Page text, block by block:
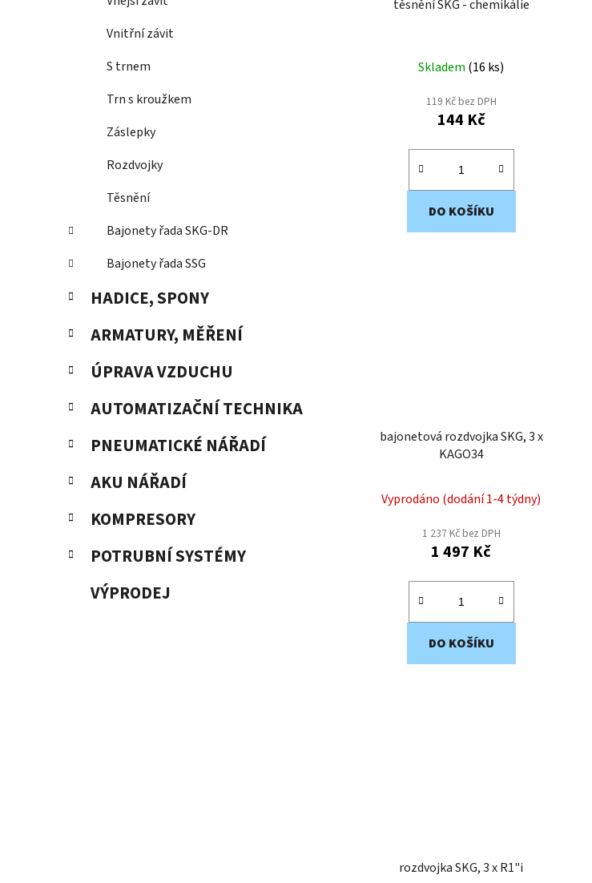
Vnitřní závit
S trnem
Trn s kroužkem
Záslepky
Rozdvojky
Těsnění
Bajonety řada SKG-DR
Bajonety řada SSG
HADICE, SPONY
ARMATURY, MĚŘENÍ
ÚPRAVA VZDUCHU
AUTOMATIZAČNÍ TECHNIKA
PNEUMATICKÉ NÁŘADÍ
AKU NÁŘADÍ
KOMPRESORY
POTRUBNÍ SYSTÉMY
VÝPRODEJ
těsnění SKG - chemikálie
Skladem (16 ks)
119 Kč bez DPH
144 Kč
DO KOŠÍKU
bajonetová rozdvojka SKG, 3 x
KAGO34
Vyprodáno (dodání 1-4 týdny)
1 237 Kč bez DPH
1 497 Kč
DO KOŠÍKU
rozdvojka SKG, 3 x R1"i